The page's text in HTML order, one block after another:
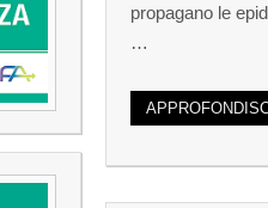
propagano le
…